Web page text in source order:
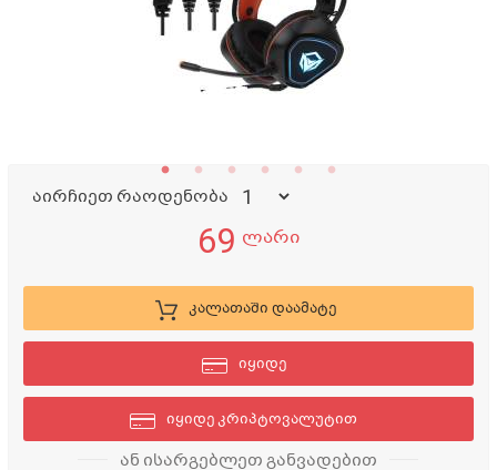
აირჩიეთ რაოდენობა
69 ლარი
კალათაში დაამატე
იყიდე
იყიდე კრიპტოვალუტით
ან ისარგებლეთ განვადებით